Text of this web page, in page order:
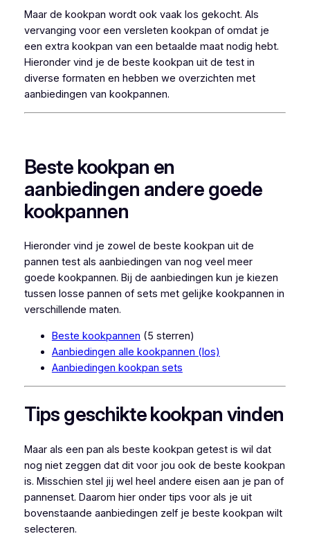
Maar de kookpan wordt ook vaak los gekocht. Als
vervanging voor een versleten kookpan of omdat je
een extra kookpan van een betaalde maat nodig hebt.
Hieronder vind je de beste kookpan uit de test in
diverse formaten en hebben we overzichten met
aanbiedingen van kookpannen.
Beste kookpan en
aanbiedingen andere goede
kookpannen
Hieronder vind je zowel de beste kookpan uit de
pannen test als aanbiedingen van nog veel meer
goede kookpannen. Bij de aanbiedingen kun je kiezen
tussen losse pannen of sets met gelijke kookpannen in
verschillende maten.
Beste kookpannen (5 sterren)
Aanbiedingen alle kookpannen (los)
Aanbiedingen kookpan sets
Tips geschikte kookpan vinden
Maar als een pan als beste kookpan getest is wil dat
nog niet zeggen dat dit voor jou ook de beste kookpan
is. Misschien stel jij wel heel andere eisen aan je pan of
pannenset. Daarom hier onder tips voor als je uit
bovenstaande aanbiedingen zelf je beste kookpan wilt
selecteren.